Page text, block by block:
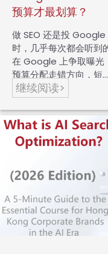
预算才最划算？
做 SEO 还是投
时，几乎每次都会听到
在 Google 上争取曝光
预算分配走错方向，短…
继续阅读>